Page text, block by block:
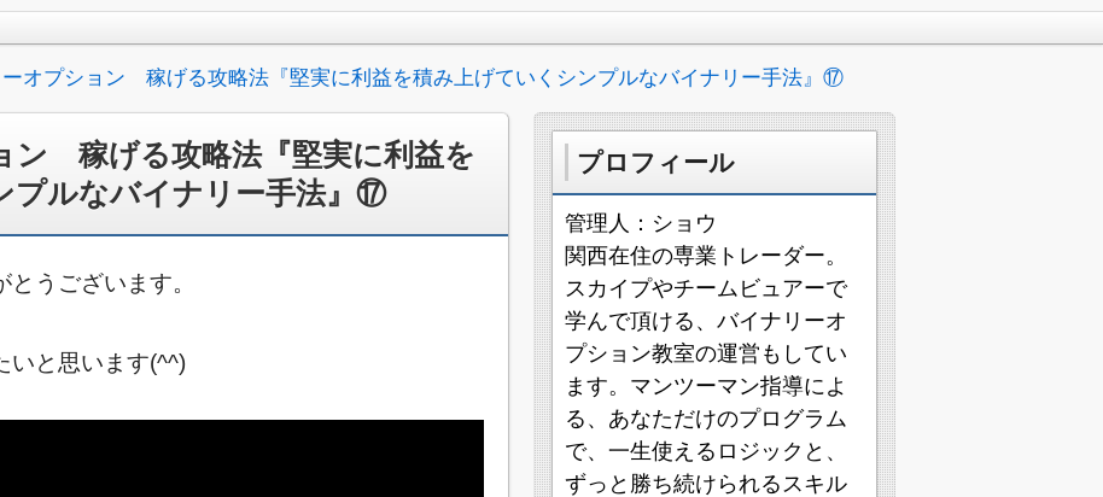
オプション 稼げる攻略法『堅実に利益を積み上げていくシンプルなバイナリー手法』⑰
ン 稼げる攻略法『堅実に利益を
プルなバイナリー手法』⑰
うございます。
いと思います(^^)
プロフィール
管理人：ショウ
関西在住の専業トレーダー。
スカイプやチームビュアーで
学んで頂ける、バイナリーオ
プション教室の運営もしてい
ます。マンツーマン指導によ
る、あなただけのプログラム
で、一生使えるロジックと、
ずっと勝ち続けられるスキル